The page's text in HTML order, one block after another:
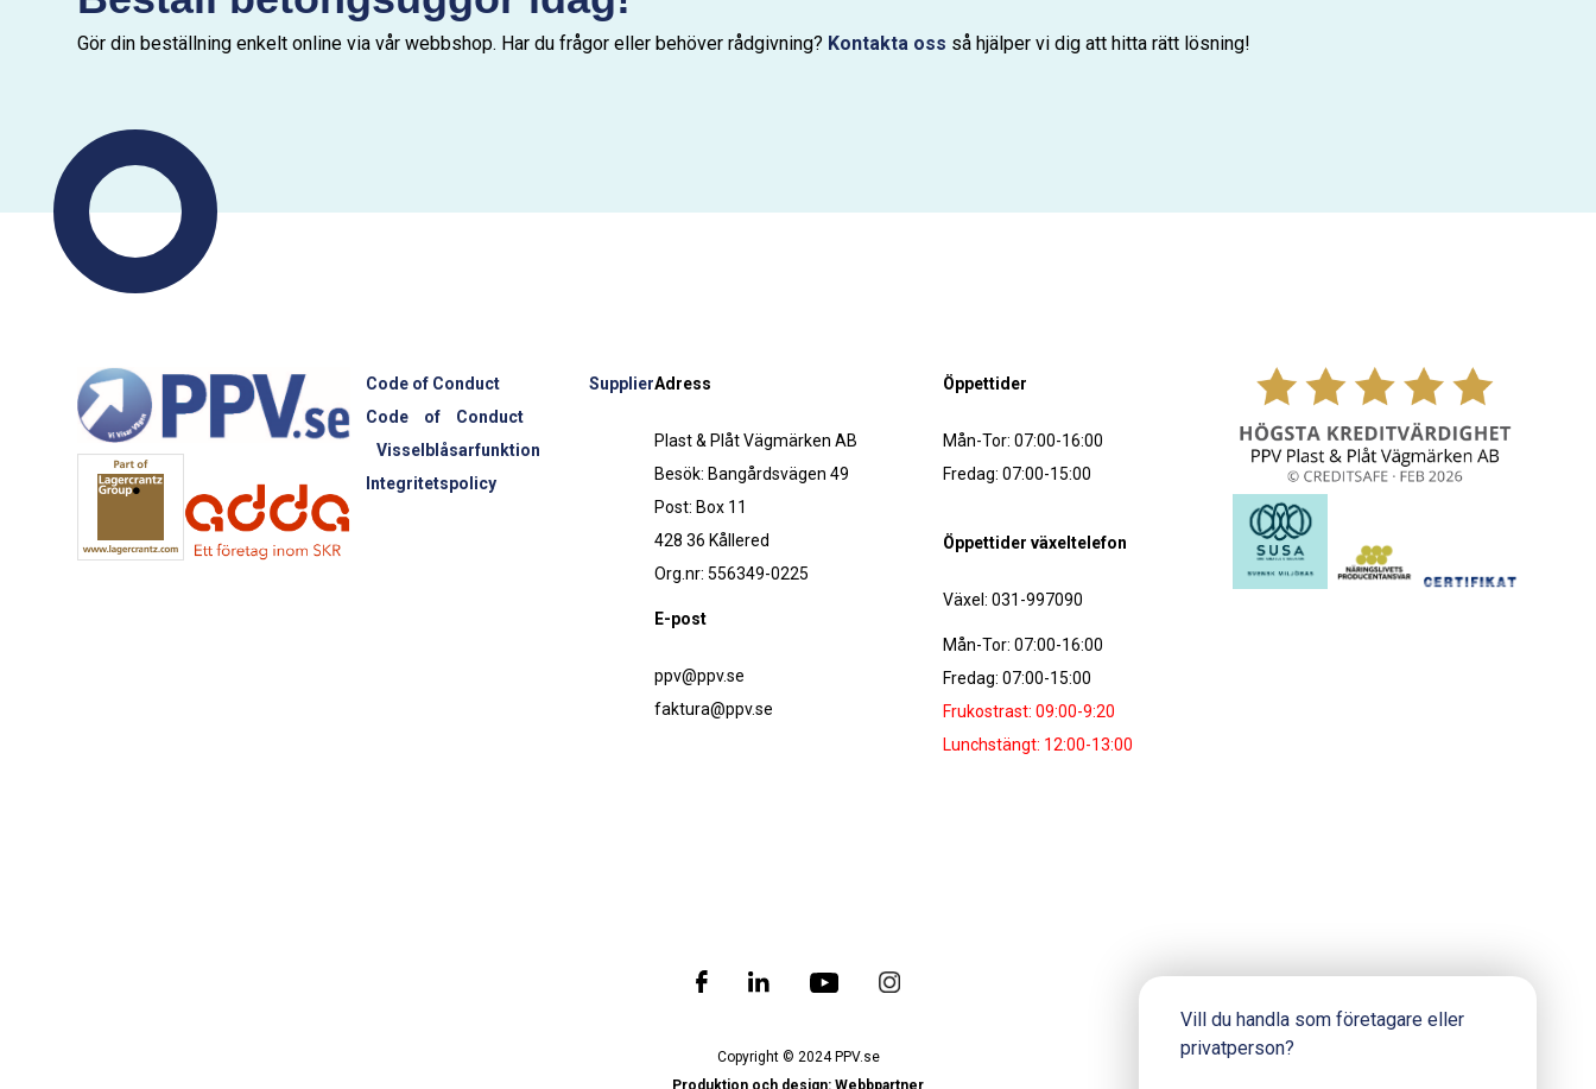
Gör din beställning enkelt online via vår webbshop. Har du frågor eller behöver rådgivning? Kontakta oss så hjälper vi dig att hitta rätt lösning!
Code of Conduct
Supplier
Code of Conduct
Visselblåsarfunktion
Integritetspolicy
Adress
Plast & Plåt Vägmärken AB
Besök: Bangårdsvägen 49
Post: Box 11
428 36 Kållered
Org.nr: 556349-0225
E-post
ppv@ppv.se
faktura@ppv.se
Öppettider
Mån-Tor: 07:00-16:00
Fredag: 07:00-15:00
Öppettider växeltelefon
Växel: 031-997090
Mån-Tor: 07:00-16:00
Fredag: 07:00-15:00
Frukostrast: 09:00-9:20
Lunchstängt: 12:00-13:00
Copyright © 2024 PPV.se
Produktion och design: Webbpartner
Vill du handla som företagare eller
privatperson?